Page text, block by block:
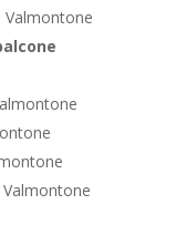
Valmontone
Valmontone